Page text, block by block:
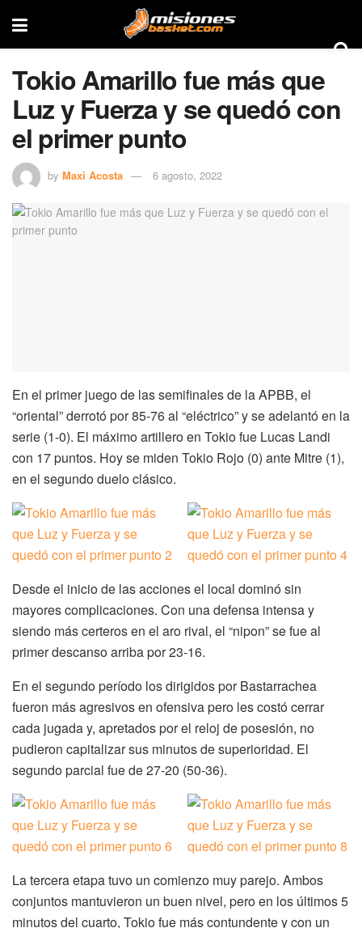
Tokio Amarillo fue más que
Luz y Fuerza y se quedó con
el primer punto
by Maxi Acosta 6 agosto, 2022
En el primer juego de las semifinales de la APBB, el
“oriental” derrotó por 85-76 al “eléctrico” y se adelantó en la
serie (1-0). El máximo artillero en Tokio fue Lucas Landi
con 17 puntos. Hoy se miden Tokio Rojo (0) ante Mitre (1),
en el segundo duelo clásico.
Desde el inicio de las acciones el local dominó sin
mayores complicaciones. Con una defensa intensa y
siendo más certeros en el aro rival, el “nipon” se fue al
primer descanso arriba por 23-16.
En el segundo período los dirigidos por Bastarrachea
fueron más agresivos en ofensiva pero les costó cerrar
cada jugada y, apretados por el reloj de posesión, no
pudieron capitalizar sus minutos de superioridad. El
segundo parcial fue de 27-20 (50-36).
La tercera etapa tuvo un comienzo muy parejo. Ambos
conjuntos mantuvieron un buen nivel, pero en los últimos 5
minutos del cuarto, Tokio fue más contundente y con un